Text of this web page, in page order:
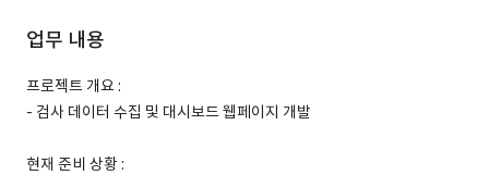
업무 내용
프로젝트 개요 :
- 검사 데이터 수집 및 대시보드 웹페이지 개발
현재 준비 상황 :